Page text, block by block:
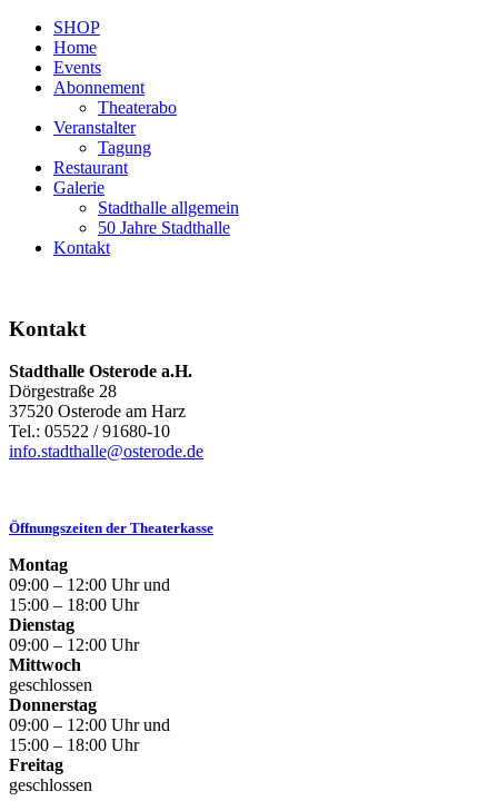
SHOP
Home
Events
Abonnement
Theaterabo
Veranstalter
Tagung
Restaurant
Galerie
Stadthalle allgemein
50 Jahre Stadthalle
Kontakt
Kontakt
Stadthalle Osterode a.H.
Dörgestraße 28
37520 Osterode am Harz
Tel.: 05522 / 91680-10
info.stadthalle@osterode.de
Öffnungszeiten der Theaterkasse
Montag
09:00 – 12:00 Uhr und
15:00 – 18:00 Uhr
Dienstag
09:00 – 12:00 Uhr
Mittwoch
geschlossen
Donnerstag
09:00 – 12:00 Uhr und
15:00 – 18:00 Uhr
Freitag
geschlossen